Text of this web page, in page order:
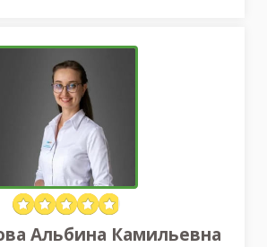
Альбина Камильевна